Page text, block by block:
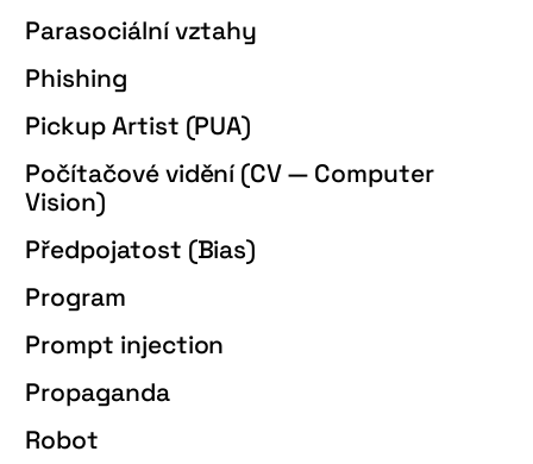
Parasociální vztahy
Phishing
Pickup Artist (PUA)
Počítačové vidění (CV — Computer
Vision)
Předpojatost (Bias)
Program
Prompt injection
Propaganda
Robot